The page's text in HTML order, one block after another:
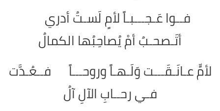
فــوا عَـجـــبـاً لأمٍ لَسـتُ أدري
أتَـصحـبُ أمْ يُصاحِبُها الكمالُ
لأمٍّ عـانَـقَـــت وَلَـهـاً وروحـــاً فــعُـدَّت
فـي رحــابِ الآلِ آلُ